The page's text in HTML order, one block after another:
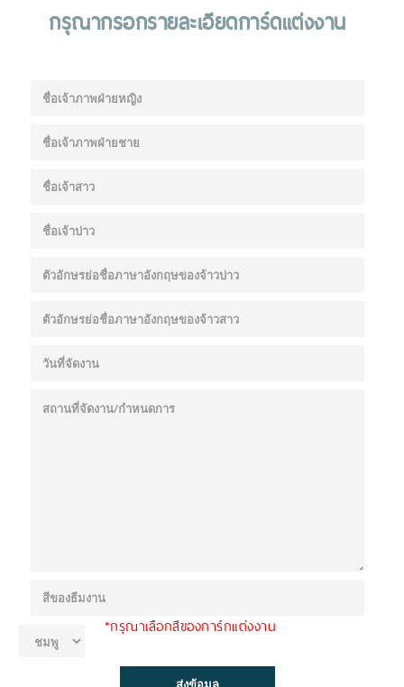
กรุณากรอกรายละเอียดการ์ดแต่งงาน
*กรุณาเลือกสีของการ์กแต่งงาน